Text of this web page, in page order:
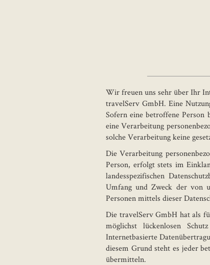
Wir freuen uns sehr über Ihr
travelServ GmbH. Eine
Sofern eine betroffene Person
eine Verarbeitung
solche Verarbeitung keine
Die Verarbeitung
Person, erfolgt stets im
landesspezifischen
Umfang und Zweck der von
Personen mittels dieser
Die travelServ GmbH hat als
möglichst lückenlosen
Internetbasierte
diesem Grund steht es jeder
übermitteln.